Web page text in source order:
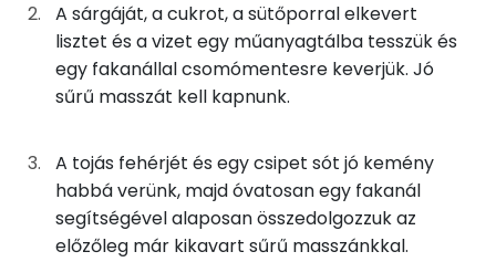
50g finomliszt
182 kcal
50gcukor
0gsütőpor
0 kcal
20gvíz
0 kcal
5%
Fehérje
56%
Szénhidrát
2%
Zsír
36%
Víz
TOP ásványi anyagok
Nátrium
Kálcium
A sárgáját, a cukrot, a sütőporral elkevert
lisztet és a vizet egy műanyagtálba tesszük és
egy fakanállal csomómentesre keverjük. Jó
sűrű masszát kell kapnunk.
A tojás fehérjét és egy csipet sót jó kemény
habbá verünk, majd óvatosan egy fakanál
segítségével alaposan összedolgozzuk az
előzőleg már kikavart sűrű masszánkkal.